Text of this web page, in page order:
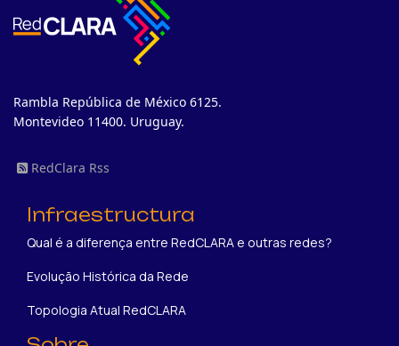
Rambla República de México 6125.
Montevideo 11400. Uruguay.
RedClara Rss
Infraestructura
Qual é a diferença entre RedCLARA e outras redes?
Evolução Histórica da Rede
Topologia Atual RedCLARA